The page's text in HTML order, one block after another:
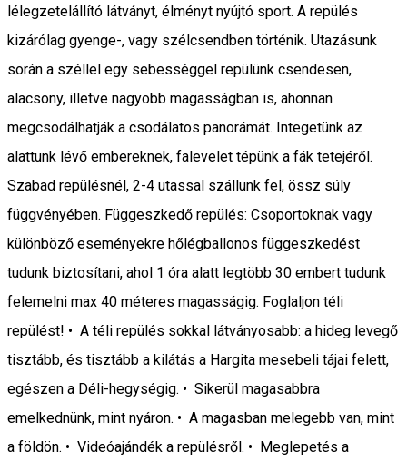
lélegzetelállító látványt, élményt nyújtó sport. A repülés
kizárólag gyenge-, vagy szélcsendben történik. Utazásunk
során a széllel egy sebességgel repülünk csendesen,
alacsony, illetve nagyobb magasságban is, ahonnan
megcsodálhatják a csodálatos panorámát. Integetünk az
alattunk lévő embereknek, falevelet tépünk a fák tetejéről.
Szabad repülésnél, 2-4 utassal szállunk fel, össz súly
függvényében. Függeszkedő repülés: Csoportoknak vagy
különböző eseményekre hőlégballonos függeszkedést
tudunk biztosítani, ahol 1 óra alatt legtöbb 30 embert tudunk
felemelni max 40 méteres magasságig. Foglaljon téli
repülést! • A téli repülés sokkal látványosabb: a hideg levegő
tisztább, és tisztább a kilátás a Hargita mesebeli tájai felett,
egészen a Déli-hegységig. • Sikerül magasabbra
emelkednünk, mint nyáron. • A magasban melegebb van, mint
a földön. • Videóajándék a repülésről. • Meglepetés a